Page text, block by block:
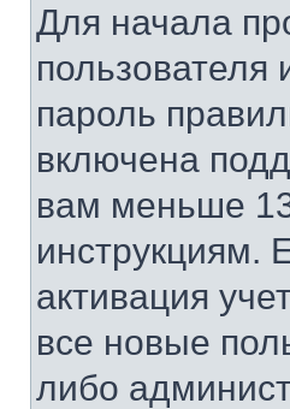
Для начала
пароль
включена
вам меньше
инструкциям.
активация
все новые
либо